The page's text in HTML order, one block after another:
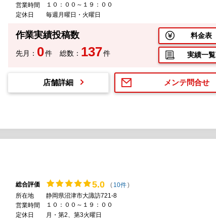
営業時間
１０：００～１９：００
定休日
毎週月曜日・火曜日
作業実績投稿数
先月： 0件 総数： 137件
料金表
実績一覧
メンテ問合せ
店舗詳細
総合評価 5.0 ( 10件)
所在地
静岡県沼津市大諏訪721-8
営業時間
１０：００～１９：００
定休日
月・第2、第3火曜日